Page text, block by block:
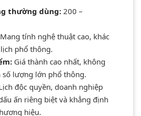
thường dùng: 200 –
Mang tính nghệ thuật cao, khác
phổ thông.
Giá thành cao nhất, không
số lượng lớn phổ thông.
độc quyền, doanh nghiệp
ấn riêng biệt và khẳng định
hiệu.